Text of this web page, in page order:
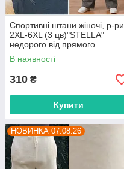
Спортивні штани жіночі, р-ри
2XL-6XL (3 цв)"STELLA"
недорого від прямого
постачальника
В наявності
310 ₴
Купити
НОВИНКА 07.08.26